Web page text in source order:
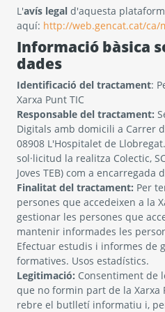
L'avís legal d'aquesta
aquí: http://web.gencat.cat/ca/
Informació bàsica
dades
Identificació del tractament:
Xarxa Punt TIC
Responsable del tractament:
Digitals amb domicili a Carrer
08908 L'Hospitalet de
sol·licitud la realitza Colectic,
Joves TEB) com a encarregada
Finalitat del tractament: Per
persones que accedeixen a la
gestionar les persones que
mantenir informades les
Efectuar estudis i informes de
formatives. Usos estadístics.
Legitimació: Consentiment de
que no formin part de la Xarxa
rebre el butlletí informatiu i,